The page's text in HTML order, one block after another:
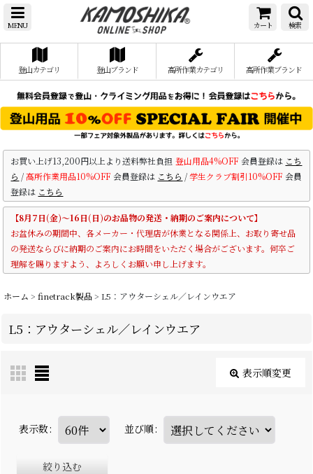
MENU カート 検索
登山カテゴリ 登山ブランド 高所作業カテゴリ 高所作業ブランド
お買い上げ13,200円以上より送料弊社負担 登山用品4%OFF 会員登録は こち
ら /高所作業用品10%OFF 会員登録は こちら /学生クラブ割引10%OFF 会員
登録は こちら
【8月7日(金)～16日(日)のお品物の発送・納期のご案内について】
お盆休みの期間中、各メーカー・代理店が休業となる関係上、お取り寄せ品
の発送ならびに納期のご案内にお時間をいただく場合がございます。何卒ご
理解を賜りますよう、よろしくお願い申し上げます。
ホーム > finetrack製品> L5：アウターシェル／レインウエア
L5：アウターシェル／レインウエア
表示順変更
表示数: 並び順:
絞り込む